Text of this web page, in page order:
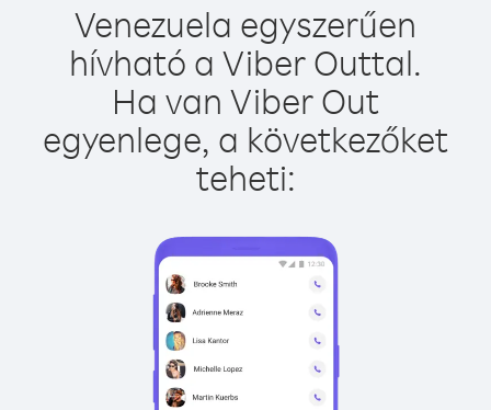
Venezuela egyszerűen
hívható a Viber Outtal.
Ha van Viber Out
egyenlege, a következőket
teheti: